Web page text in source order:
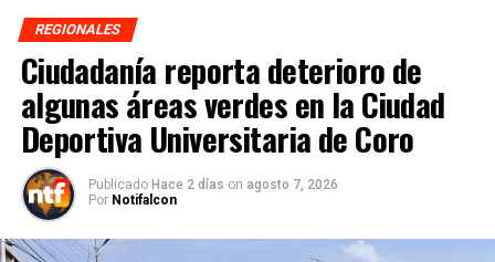
REGIONALES
Ciudadanía reporta deterioro de
algunas áreas verdes en la Ciudad
Deportiva Universitaria de Coro
Publicado Hace 2 días on agosto 7, 2026
Por Notifalcon